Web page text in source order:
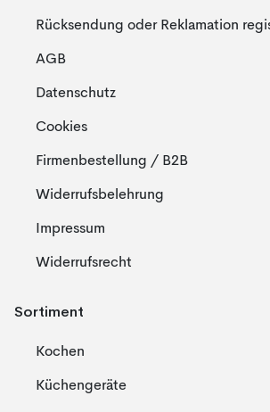
Rücksendung oder Reklamation
AGB
Datenschutz
Cookies
Firmenbestellung / B2B
Widerrufsbelehrung
Impressum
Widerrufsrecht
Sortiment
Kochen
Küchengeräte